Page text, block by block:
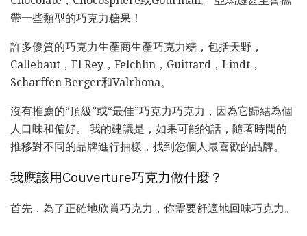
帶一些類型的巧克力糖果！
許多優質的巧克力生產商生產巧克力糖，包括天野，
Callebaut，El Rey，Felchlin，Guittard，Lindt，
Scharffen Berger和Valrhona。
沒有推薦的“頂級”或“最佳”巧克力巧克力，因為它歸結為個
人口味和偏好。 我的建議是，如果可能的話，隨著時間的
推移對不同的品牌進行抽樣，找到您個人最喜歡的品牌。
我應該用Couverture巧克力做什麼？
首先，為了正確地欣賞巧克力，你需要舒適地回味巧克力。